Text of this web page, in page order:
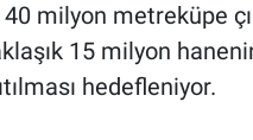
milyon metreküpe
15 milyon
hedefleniyor.